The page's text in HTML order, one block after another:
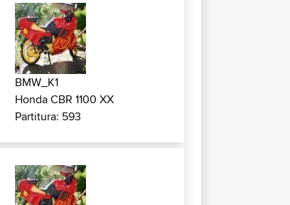
BMW_K1
Honda CBR 1100 XX
Partitura: 593